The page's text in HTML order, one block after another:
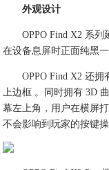
外观设计
OPPO Find X2 系
在设备息屏时正面纯黑一
OPPO Find X2 还
上边框 。同时拥有 3D
幕左上角，用户在横屏
不会影响到玩家的按键操